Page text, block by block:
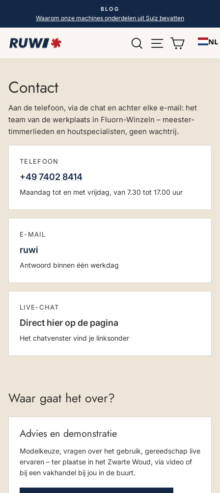
de
inhoud
Diavoorstelling
pauzeren
BLOG
Waarom onze machines onderdelen uit Sulz bevatten
Zoek opPagina NL
Contact
Aan de telefoon, via de chat en achter elke e-mail: het
team van de werkplaats in Fluorn-Winzeln – meester-
timmerlieden en houtspecialisten, geen wachtrij.
TELEFOON
+49 7402 8414
Maandag tot en met vrijdag, van 7.30 tot 17.00 uur
E-MAIL
ruwi
Antwoord binnen één werkdag
LIVE-CHAT
Direct hier op de pagina
Het chatvenster vind je linksonder
Waar gaat het over?
Advies en demonstratie
Modelkeuze, vragen over het gebruik, gereedschap live
ervaren – ter plaatse in het Zwarte Woud, via video of
bij een vakhandel bij jou in de buurt.